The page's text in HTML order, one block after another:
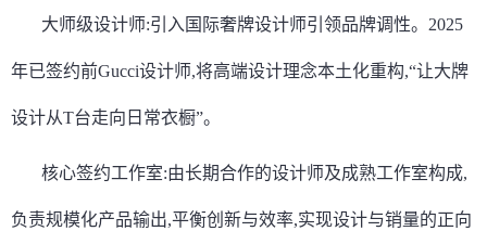
大师级设计师:引入国际奢牌设计师引领品牌调性。2025
年已签约前Gucci设计师,将高端设计理念本土化重构,“让大牌
设计从T台走向日常衣橱”。
核心签约工作室:由长期合作的设计师及成熟工作室构成,
负责规模化产品输出,平衡创新与效率,实现设计与销量的正向